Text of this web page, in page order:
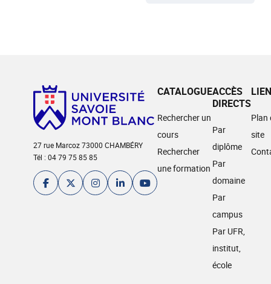
27 rue Marcoz 73000 CHAMBÉRY
Tél : 04 79 75 85 85
CATALOGUE
Rechercher un
cours
Rechercher
une formation
ACCÈS
DIRECTS
Par
diplôme
Par
domaine
Par
campus
Par UFR,
institut,
école
Plan
site